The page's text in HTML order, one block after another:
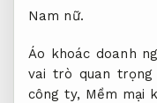
Nam nữ.
Áo khoác doanh
vai trò quan
công ty, Mềm mại